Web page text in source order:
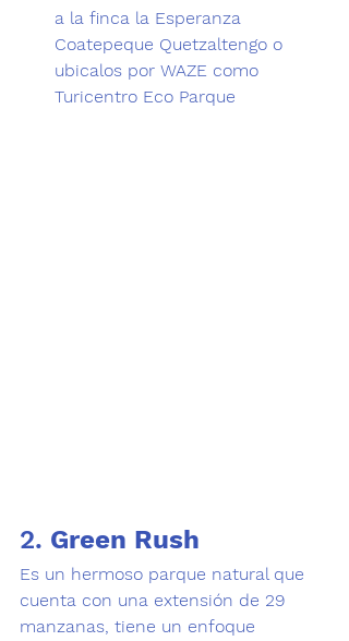
a la finca la Esperanza
Coatepeque Quetzaltengo o
ubicalos por WAZE como
Turicentro Eco Parque
2. Green Rush
Es un hermoso parque natural que
cuenta con una extensión de 29
manzanas, tiene un enfoque